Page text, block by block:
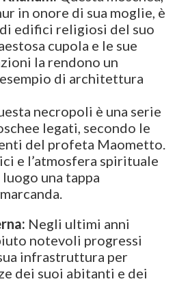
in onore di sua moglie, è
edifici religiosi del suo
cupola e le sue
la rendono un
di architettura
necropoli è una serie
legati, secondo le
del profeta Maometto.
e l’atmosfera spirituale
una tappa
Negli ultimi anni
notevoli progressi
infrastruttura per
dei suoi abitanti e dei